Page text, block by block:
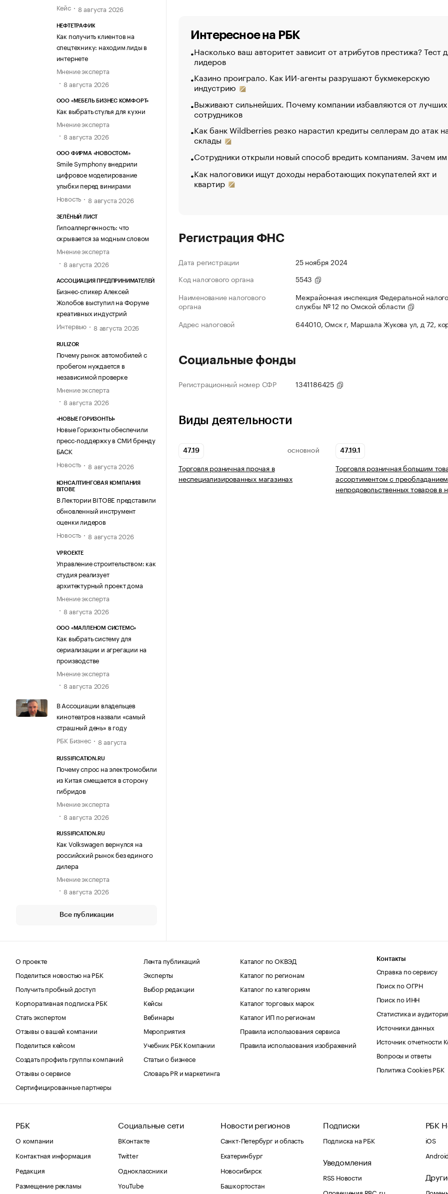
Кейс
8 августа 2026
НЕФТЕТРАФИК
Как получить клиентов на
спецтехнику: находим лиды в
интернете
Мнение эксперта
8 августа 2026
ООО «МЕБЕЛЬ БИЗНЕС КОМФОРТ»
Как выбрать стулья для кухни
Мнение эксперта
8 августа 2026
ООО ФИРМА «НОВОСТОМ»
Smile Symphony внедрили
цифровое моделирование
улыбки перед винирами
Новость
8 августа 2026
ЗЕЛЁНЫЙ ЛИСТ
Гипоаллергенность: что
скрывается за модным словом
Мнение эксперта
8 августа 2026
АССОЦИАЦИЯ ПРЕДПРИНИМАТЕЛЕЙ
Бизнес-спикер Алексей
Жолобов выступил на Форуме
креативных индустрий
Интервью
8 августа 2026
RULIZOR
Почему рынок автомобилей с
пробегом нуждается в
независимой проверке
Мнение эксперта
8 августа 2026
«НОВЫЕ ГОРИЗОНТЫ»
Новые Горизонты обеспечили
пресс-поддержку в СМИ бренду
БАСК
Новость
8 августа 2026
КОНСАЛТИНГОВАЯ КОМПАНИЯ
BITOBE
В Лектории BITOBE представили
обновленный инструмент
оценки лидеров
Новость
8 августа 2026
VPROEKTE
Управление строительством: как
студия реализует
архитектурный проект дома
Мнение эксперта
8 августа 2026
ООО «МАЛЛЕНОМ СИСТЕМС»
Как выбрать систему для
сериализации и агрегации на
производстве
Мнение эксперта
8 августа 2026
В Ассоциации владельцев
кинотеатров назвали «самый
страшный день» в году
РБК Бизнес
8 августа
RUSSIFICATION.RU
Почему спрос на электромобили
из Китая смещается в сторону
гибридов
Мнение эксперта
8 августа 2026
RUSSIFICATION.RU
Как Volkswagen вернулся на
российский рынок без единого
дилера
Мнение эксперта
8 августа 2026
Все публикации
Интересное на РБК
Насколько ваш авторитет зависит от атрибутов престижа? Тест
лидеров
Казино проиграло. Как ИИ-агенты разрушают букмекерскую
индустрию
Выживают сильнейших. Почему компании избавляются от лучших
сотрудников
Как банк Wildberries резко нарастил кредиты селлерам до атак
склады
Сотрудники открыли новый способ вредить компаниям. Зачем
Как налоговики ищут доходы неработающих покупателей яхт и
квартир
Регистрация ФНС
Дата регистрации
25 ноября 2024
Код налогового органа
5543
Наименование налогового
органа
Межрайонная инспекция Федеральной
службы № 12 по Омской области
Адрес налоговой
644010, Омск г, Маршала Жукова ул, д 72,
Социальные фонды
Регистрационный номер СФР 1341186425
Виды деятельности
47.19 ОСНОВНОЙ
Торговля розничная прочая в
неспециализированных магазинах
47.19.1
Торговля розничная большим
ассортиментом с преобладанием
непродовольственных товаров в
О проекте
Поделиться новостью на РБК
Получить пробный доступ
Корпоративная подписка РБК
Стать экспертом
Отзывы о вашей компании
Поделиться кейсом
Создать профиль группы компаний
Отзывы о сервисе
Сертифицированные партнеры
Лента публикаций
Эксперты
Выбор редакции
Кейсы
Вебинары
Мероприятия
Учебник РБК Компании
Статьи о бизнесе
Словарь PR и маркетинга
Каталог по ОКВЭД
Каталог по регионам
Каталог по категориям
Каталог торговых марок
Каталог ИП по регионам
Правила использования сервиса
Правила использования изображений
Контакты
Справка по сервису
Поиск по ОГРН
Поиск по ИНН
Статистика и
Источники данных
Источник отчетности
Вопросы и ответы
Политика Cookies РБК
РБК
О компании
Контактная информация
Редакция
Размещение рекламы
Социальные сети
ВКонтакте
Twitter
Одноклассники
YouTube
Новости регионов
Санкт-Петербург и область
Екатеринбург
Новосибирск
Башкортостан
Подписки
Подписка на РБК
Уведомления
RSS Новости
Оповещения RBC.ru
РБК
iOS